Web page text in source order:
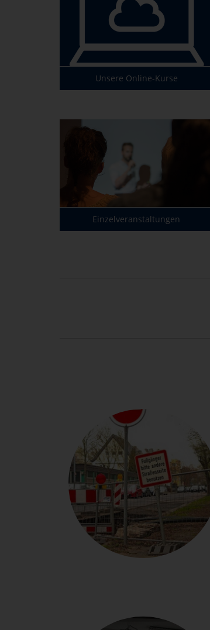
Unsere Online-Kurse
Einzelveranstaltungen